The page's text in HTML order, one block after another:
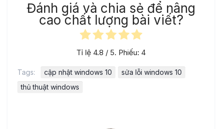
Đánh giá và chia sẻ để nâng
cao chất lượng bài viết?
Tỉ lệ 4.8 / 5. Phiếu: 4
Tags: cập nhật windows 10
sửa lỗi windows 10
thủ thuật windows